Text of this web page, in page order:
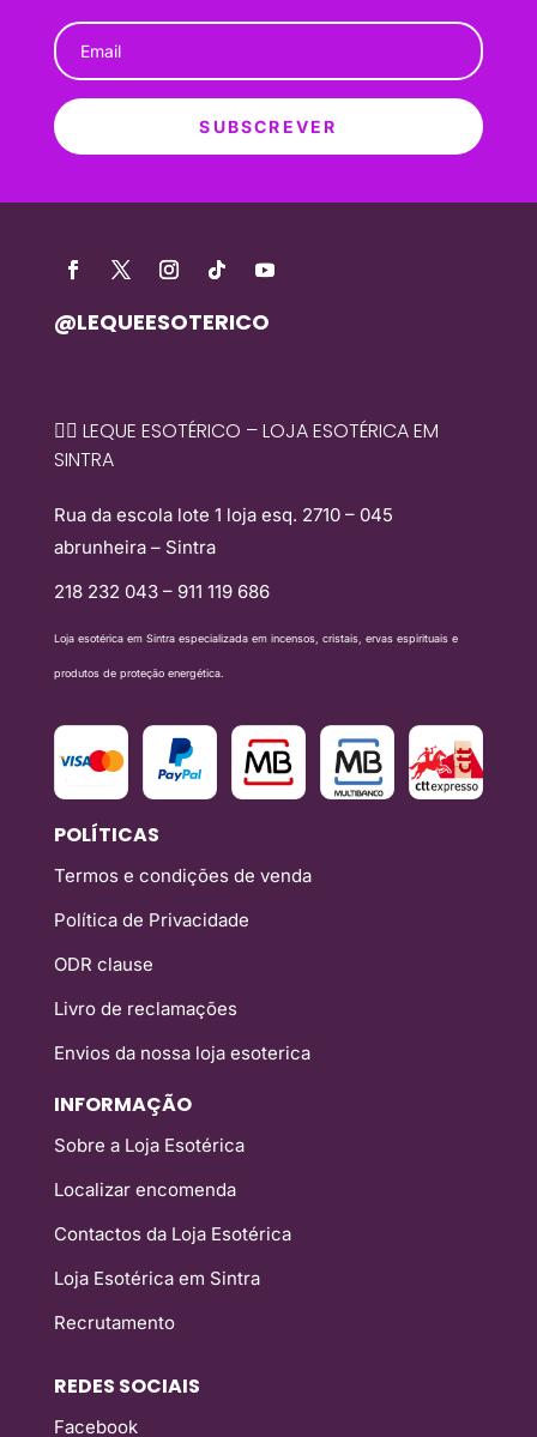
SUBSCREVER
@LEQUEESOTERICO
🧙‍♀️ LEQUE ESOTÉRICO – LOJA ESOTÉRICA EM
SINTRA
Rua da escola lote 1 loja esq. 2710 – 045
abrunheira – Sintra
218 232 043 – 911 119 686
Loja esotérica em Sintra especializada em incensos, cristais, ervas espirituais e
produtos de proteção energética.
POLÍTICAS
Termos e condições de venda
Política de Privacidade
ODR clause
Livro de reclamações
Envios da nossa loja esoterica
INFORMAÇÃO
Sobre a Loja Esotérica
Localizar encomenda
Contactos da Loja Esotérica
Loja Esotérica em Sintra
Recrutamento
REDES SOCIAIS
Facebook